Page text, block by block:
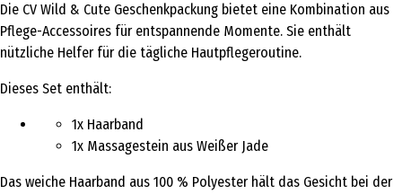
Die CV Wild & Cute Geschenkpackung bietet eine Kombination aus
Pflege-Accessoires für entspannende Momente. Sie enthält
nützliche Helfer für die tägliche Hautpflegeroutine.
Dieses Set enthält:
1x Haarband
1x Massagestein aus Weißer Jade
Das weiche Haarband aus 100 % Polyester hält das Gesicht bei der